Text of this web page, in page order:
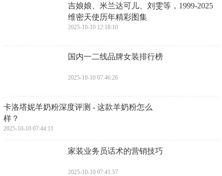
​吉娘娘、米兰达可儿、刘雯等，1999-2025
维密天使历年精彩图集
2025-10-10 12:18:10
​国内一二线品牌女装排行榜
2025-10-10 07:46:26
​卡洛塔妮羊奶粉深度评测 - 这款羊奶粉怎么
样？
2025-10-10 07:44:11
​家装业务员话术的营销技巧
2025-10-10 07:41:57